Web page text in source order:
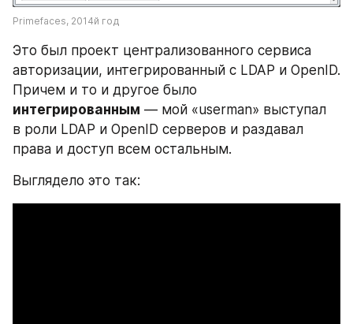
Primefaces, 2014й год
Это был проект централизованного сервиса
авторизации, интегрированный с LDAP и OpenID.
интегрированным — мой «userman» выступал
в роли LDAP и OpenID серверов и раздавал
права и доступ всем остальным.
Выглядело это так: